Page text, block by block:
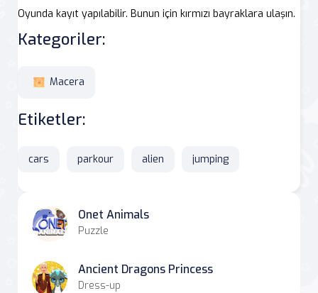
Oyunda kayıt yapılabilir. Bunun için kırmızı bayraklara ulaşın.
Kategoriler:
Macera
Etiketler:
cars parkour alien jumping
Onet Animals
Puzzle
Ancient Dragons Princess
Dress-up